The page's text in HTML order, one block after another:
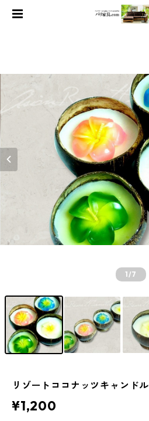
1/7
リゾートココナッツキャンドル
¥1,200